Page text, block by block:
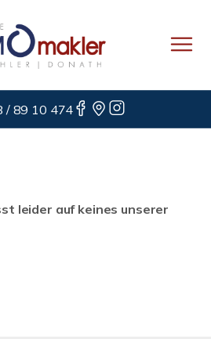
/ 89 10 474
leider auf keines unserer